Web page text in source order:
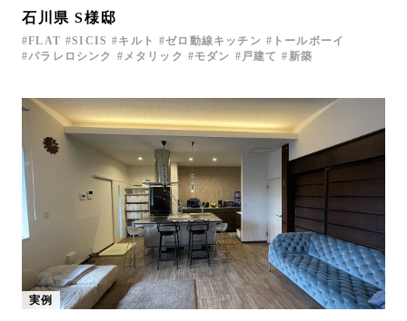
石川県 S様邸
FLAT SICIS キルト ゼロ動線キッチン
トールボーイ
パラレロシンク
メタリック モダン 戸建て 新築
実例